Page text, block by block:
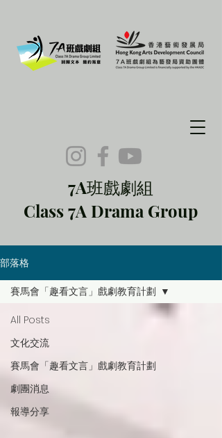
7A班戲劇組
Class 7A Drama Group
部落格
All Posts
文化交流
賽馬會「趣看文言」戲劇教育計劃
劇團消息
報導分享
賽馬會「趣看文言」戲劇教育計劃